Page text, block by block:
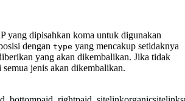
yang dipisahkan koma untuk digunakan
dengan type yang mencakup setidaknya
yang akan dikembalikan. Jika tidak
jenis akan dikembalikan.